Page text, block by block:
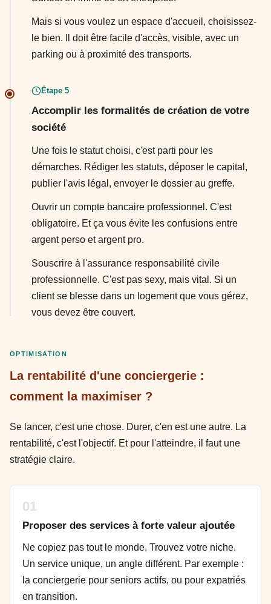
Mais si vous voulez un espace d'accueil, choisissez-
le bien. Il doit être facile d'accès, visible, avec un
parking ou à proximité des transports.
Étape 5
Accomplir les formalités de création de votre
société
Une fois le statut choisi, c'est parti pour les
démarches. Rédiger les statuts, déposer le capital,
publier l'avis légal, envoyer le dossier au greffe.
Ouvrir un compte bancaire professionnel. C'est
obligatoire. Et ça vous évite les confusions entre
argent perso et argent pro.
Souscrire à l'assurance responsabilité civile
professionnelle. C'est pas sexy, mais vital. Si un
client se blesse dans un logement que vous gérez,
vous devez être couvert.
OPTIMISATION
La rentabilité d'une conciergerie :
comment la maximiser ?
Se lancer, c'est une chose. Durer, c'en est une autre. La
rentabilité, c'est l'objectif. Et pour l'atteindre, il faut une
stratégie claire.
01
Proposer des services à forte valeur ajoutée
Ne copiez pas tout le monde. Trouvez votre niche.
Un service unique, un angle différent. Par exemple :
la conciergerie pour seniors actifs, ou pour expatriés
en transition.